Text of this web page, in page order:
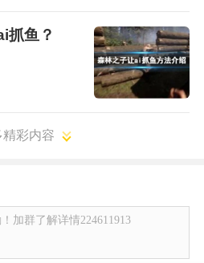
抓鱼？
精彩内容
加群了解详情224611913